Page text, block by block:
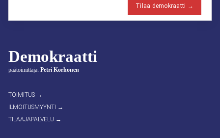
Demokraatti
päätoimittaja: Petri Korhonen
TOIMITUS →
ILMOITUSMYYNTI →
TILAAJAPALVELU →
Tilaa demokraatti →